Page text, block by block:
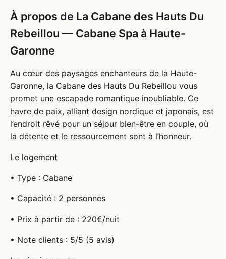
À propos de La Cabane des Hauts Du
Rebeillou — Cabane Spa à Haute-
Garonne
Au cœur des paysages enchanteurs de la Haute-
Garonne, la Cabane des Hauts Du Rebeillou vous
promet une escapade romantique inoubliable. Ce
havre de paix, alliant design nordique et japonais, est
l’endroit rêvé pour un séjour bien-être en couple, où
la détente et le ressourcement sont à l’honneur.
Le logement
• Type : Cabane
• Capacité : 2 personnes
• Prix à partir de : 220€/nuit
• Note clients : 5/5 (5 avis)